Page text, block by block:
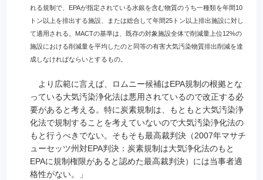
れる規制で、EPAが指定されている水銀を含む物質のうち一種類を年間10
トン以上を排出する施設、または総合して年間25トン以上排出施設に対し
て適用される。MACTの基準は、既存の対象施設全体で削減量上位12%の
施設における削減量を平均したのと同等の有害大気汚染物質排出削減を達
成しなければならいとするもの。
より広範に言えば、ロムニー候補はEPA規制の根拠とな
っている大気汚染浄化法は悪用されているので改正する必
要があると考える。特に炭素規制は、もともと大気汚染浄
化法で規制することを考えていないので大気汚染浄化法の
もと行うべきでない。そもそも最高裁判決（2007年マサチ
ューセッツ州対EPA判決：炭素規制は大気浄化法のもと
EPAに規制権限があると認めた最高裁判決）には当事者適
格性がない。」